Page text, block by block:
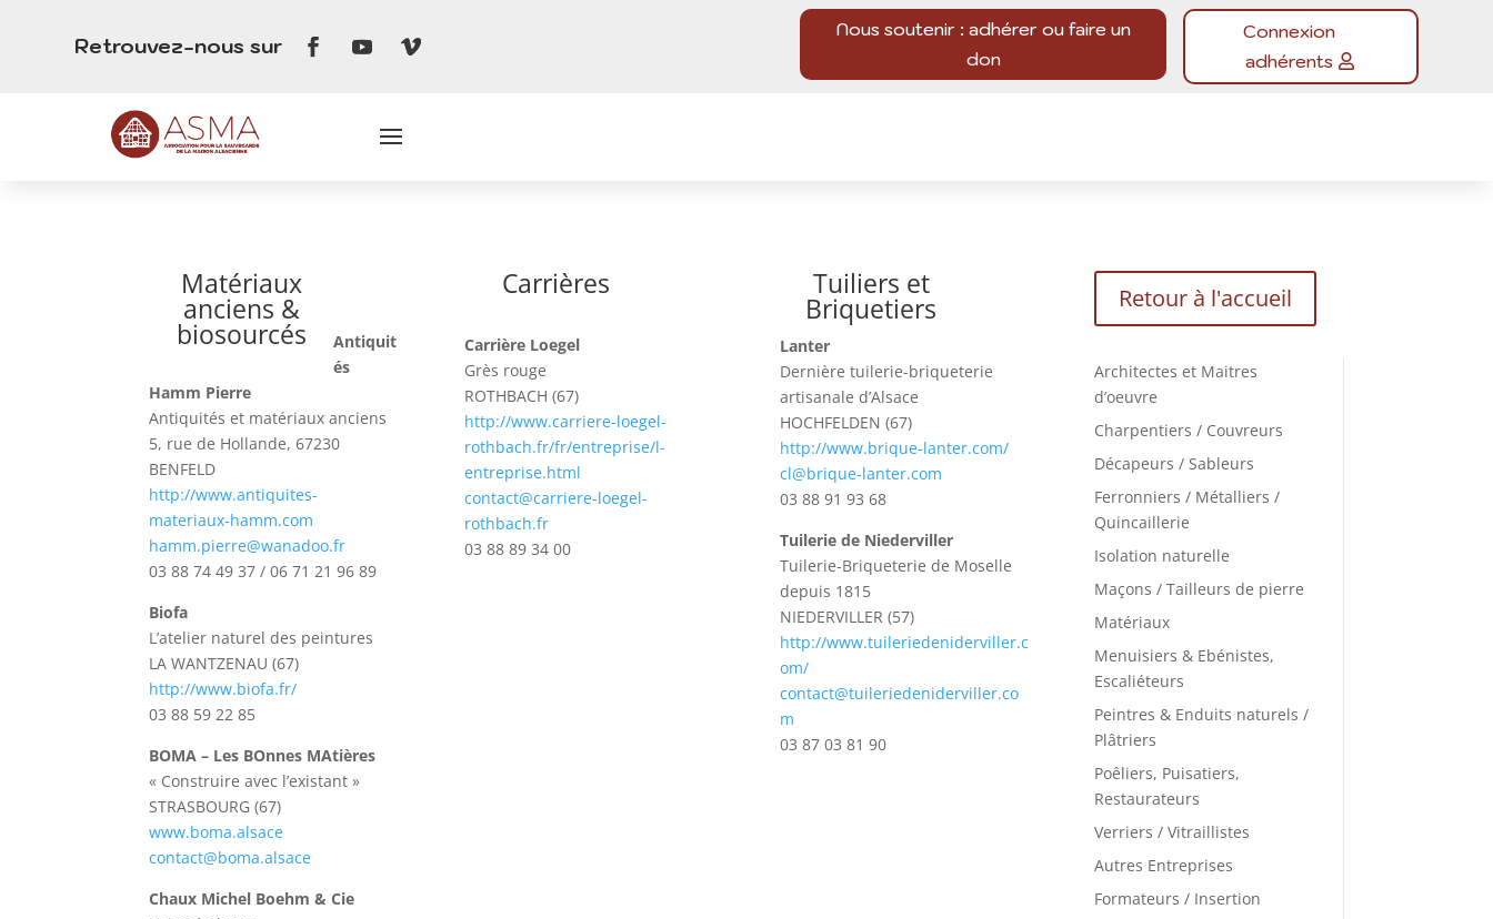
Retrouvez-nous sur
Nous soutenir : adhérer ou faire un
don
Connexion
adhérents
Matériaux
anciens &
biosourcés
Antiquit
és
Hamm Pierre
Antiquités et matériaux anciens
5, rue de Hollande, 67230
BENFELD
http://www.antiquites-
materiaux-hamm.com
hamm.pierre@wanadoo.fr
03 88 74 49 37 / 06 71 21 96 89
Biofa
L’atelier naturel des peintures
LA WANTZENAU (67)
http://www.biofa.fr/
03 88 59 22 85
BOMA – Les BOnnes MAtières
« Construire avec l’existant »
STRASBOURG (67)
www.boma.alsace
contact@boma.alsace
Chaux Michel Boehm & Cie
Carrières
Carrière Loegel
Grès rouge
ROTHBACH (67)
http://www.carriere-loegel-
rothbach.fr/fr/entreprise/l-
entreprise.html
contact@carriere-loegel-
rothbach.fr
03 88 89 34 00
Tuiliers et
Briquetiers
Lanter
Dernière tuilerie-briqueterie
artisanale d’Alsace
HOCHFELDEN (67)
http://www.brique-lanter.com/
cl@brique-lanter.com
03 88 91 93 68
Tuilerie de Niederviller
Tuilerie-Briqueterie de Moselle
depuis 1815
NIEDERVILLER (57)
http://www.tuileriedeniderviller.c
om/
contact@tuileriedeniderviller.co
m
03 87 03 81 90
Retour à l'accueil
Architectes et Maitres
d’oeuvre
Charpentiers / Couvreurs
Décapeurs / Sableurs
Ferronniers / Métalliers /
Quincaillerie
Isolation naturelle
Maçons / Tailleurs de pierre
Matériaux
Menuisiers & Ebénistes,
Escaliéteurs
Peintres & Enduits naturels /
Plâtriers
Poêliers, Puisatiers,
Restaurateurs
Verriers / Vitraillistes
Autres Entreprises
Formateurs / Insertion